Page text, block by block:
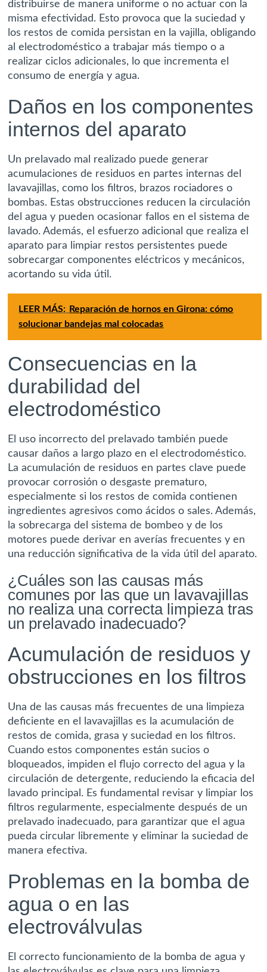
distribuirse de manera uniforme o no actuar con la
misma efectividad. Esto provoca que la suciedad y
los restos de comida persistan en la vajilla, obligando
al electrodoméstico a trabajar más tiempo o a
realizar ciclos adicionales, lo que incrementa el
consumo de energía y agua.
Daños en los componentes
internos del aparato
Un prelavado mal realizado puede generar
acumulaciones de residuos en partes internas del
lavavajillas, como los filtros, brazos rociadores o
bombas. Estas obstrucciones reducen la circulación
del agua y pueden ocasionar fallos en el sistema de
lavado. Además, el esfuerzo adicional que realiza el
aparato para limpiar restos persistentes puede
sobrecargar componentes eléctricos y mecánicos,
acortando su vida útil.
LEER MÁS: Reparación de hornos en Girona: cómo
solucionar bandejas mal colocadas
Consecuencias en la
durabilidad del
electrodoméstico
El uso incorrecto del prelavado también puede
causar daños a largo plazo en el electrodoméstico.
La acumulación de residuos en partes clave puede
provocar corrosión o desgaste prematuro,
especialmente si los restos de comida contienen
ingredientes agresivos como ácidos o sales. Además,
la sobrecarga del sistema de bombeo y de los
motores puede derivar en averías frecuentes y en
una reducción significativa de la vida útil del aparato.
¿Cuáles son las causas más
comunes por las que un lavavajillas
no realiza una correcta limpieza tras
un prelavado inadecuado?
Acumulación de residuos y
obstrucciones en los filtros
Una de las causas más frecuentes de una limpieza
deficiente en el lavavajillas es la acumulación de
restos de comida, grasa y suciedad en los filtros.
Cuando estos componentes están sucios o
bloqueados, impiden el flujo correcto del agua y la
circulación de detergente, reduciendo la eficacia del
lavado principal. Es fundamental revisar y limpiar los
filtros regularmente, especialmente después de un
prelavado inadecuado, para garantizar que el agua
pueda circular libremente y eliminar la suciedad de
manera efectiva.
Problemas en la bomba de
agua o en las
electroválvulas
El correcto funcionamiento de la bomba de agua y